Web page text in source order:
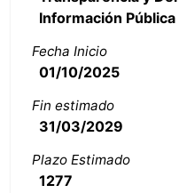
Información Pública
Fecha Inicio
01/10/2025
Fin estimado
31/03/2029
Plazo Estimado
1277